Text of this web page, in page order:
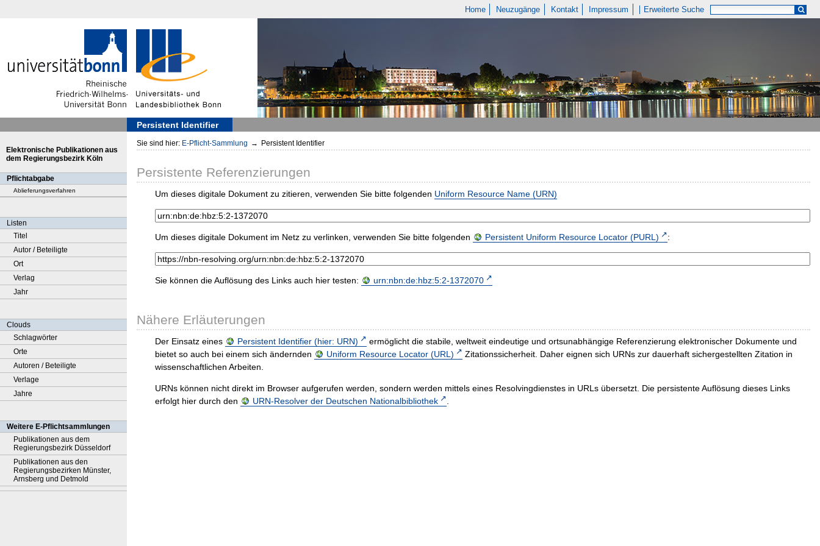
Home Neuzugänge Kontakt Impressum Erweiterte Suche
Persistent Identifier
Elektronische Publikationen aus
dem Regierungsbezirk Köln
Pflichtabgabe
Ablieferungsverfahren
Listen
Titel
Autor / Beteiligte
Ort
Verlag
Jahr
Clouds
Schlagwörter
Orte
Autoren / Beteiligte
Verlage
Jahre
Weitere E-Pflichtsammlungen
Publikationen aus dem
Regierungsbezirk Düsseldorf
Publikationen aus den
Regierungsbezirken Münster,
Arnsberg und Detmold
Sie sind hier: E-Pflicht-Sammlung → Persistent Identifier
Persistente Referenzierungen
Um dieses digitale Dokument zu zitieren, verwenden Sie bitte folgenden Uniform Resource Name (URN)
Um dieses digitale Dokument im Netz zu verlinken, verwenden Sie bitte folgenden Persistent Uniform Resource Locator (PURL) :
Sie können die Auflösung des Links auch hier testen: urn:nbn:de:hbz:5:2-1372070
Nähere Erläuterungen
Der Einsatz eines Persistent Identifier (hier: URN)
ermöglicht die stabile, weltweit eindeutige und ortsunabhängige Referenzierung elektronischer Dokumente und
bietet so auch bei einem sich ändernden
Uniform Resource Locator (URL)
Zitationssicherheit. Daher eignen sich URNs zur dauerhaft sichergestellten Zitation in
wissenschaftlichen Arbeiten.
URNs können nicht direkt im Browser aufgerufen werden, sondern werden mittels eines Resolvingdienstes in URLs übersetzt. Die persistente Auflösung dieses Links
erfolgt hier durch den
URN-Resolver der Deutschen Nationalbibliothek .